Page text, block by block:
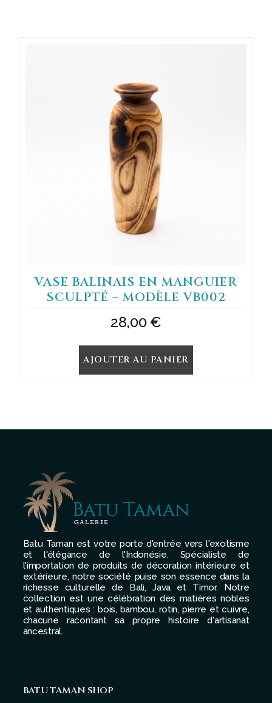
VASE BALINAIS EN MANGUIER
SCULPTÉ – MODÈLE VB002
28,00€
AJOUTER AU PANIER
Batu Taman est votre porte d'entrée vers l'exotisme
et l'élégance de l'Indonésie. Spécialiste de
l'importation de produits de décoration intérieure et
extérieure, notre société puise son essence dans la
richesse culturelle de Bali, Java et Timor. Notre
collection est une célébration des matières nobles
et authentiques : bois, bambou, rotin, pierre et cuivre,
chacune racontant sa propre histoire d'artisanat
ancestral.
BATU TAMAN SHOP